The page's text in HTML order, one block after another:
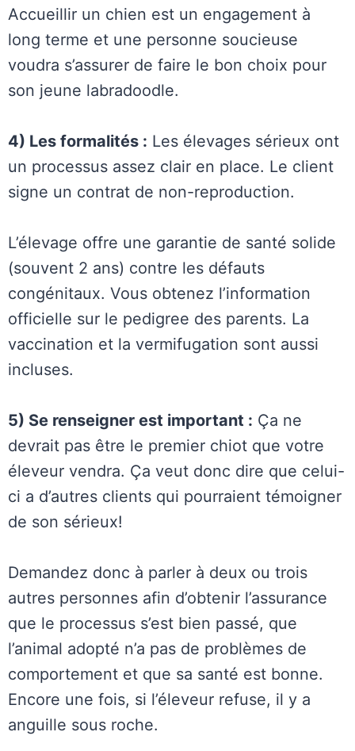
Accueillir un chien est un engagement à
long terme et une personne soucieuse
voudra s’assurer de faire le bon choix pour
son jeune labradoodle.
4) Les formalités : Les élevages sérieux ont
un processus assez clair en place. Le client
signe un contrat de non-reproduction.
L’élevage offre une garantie de santé solide
(souvent 2 ans) contre les défauts
congénitaux. Vous obtenez l’information
officielle sur le pedigree des parents. La
vaccination et la vermifugation sont aussi
incluses.
5) Se renseigner est important : Ça ne
devrait pas être le premier chiot que votre
éleveur vendra. Ça veut donc dire que celui-
ci a d’autres clients qui pourraient témoigner
de son sérieux!
Demandez donc à parler à deux ou trois
autres personnes afin d’obtenir l’assurance
que le processus s’est bien passé, que
l’animal adopté n’a pas de problèmes de
comportement et que sa santé est bonne.
Encore une fois, si l’éleveur refuse, il y a
anguille sous roche.